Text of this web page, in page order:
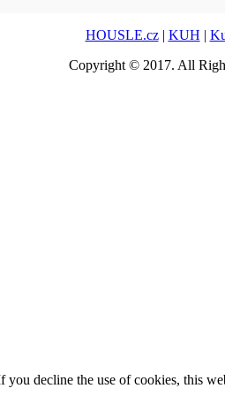
HOUSLE.cz| KUH |
Copyright © 2017. All
decline the use of cookies, this